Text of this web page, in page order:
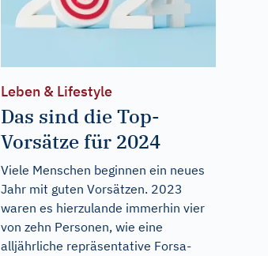
Leben & Lifestyle
Das sind die Top-
Vorsätze für 2024
Viele Menschen beginnen ein neues
Jahr mit guten Vorsätzen. 2023
waren es hierzulande immerhin vier
von zehn Personen, wie eine
alljährliche repräsentative Forsa-